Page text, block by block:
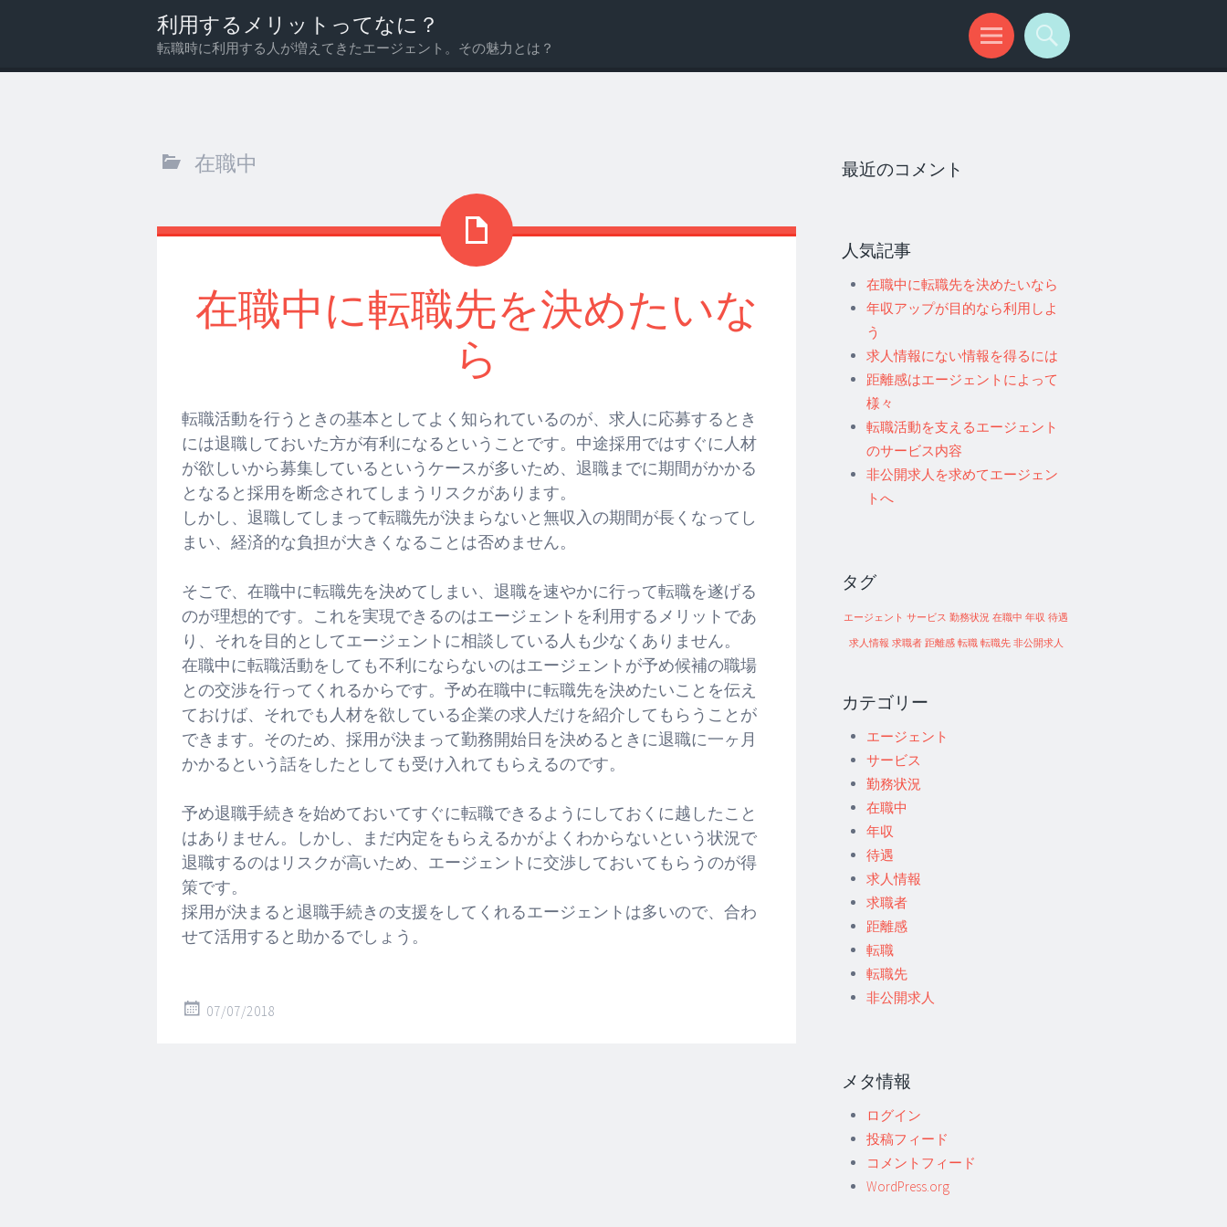
利用するメリットってなに？
転職時に利用する人が増えてきたエージェント。その魅力とは？
メ
検
在職中
在職中に転職先を決めたいな
ら
転職活動を行うときの基本としてよく知られているのが、求人に応募するとき
には退職しておいた方が有利になるということです。中途採用ではすぐに人材
が欲しいから募集しているというケースが多いため、退職までに期間がかかる
となると採用を断念されてしまうリスクがあります。
しかし、退職してしまって転職先が決まらないと無収入の期間が長くなってし
まい、経済的な負担が大きくなることは否めません。
そこで、在職中に転職先を決めてしまい、退職を速やかに行って転職を遂げる
のが理想的です。これを実現できるのはエージェントを利用するメリットであ
り、それを目的としてエージェントに相談している人も少なくありません。
在職中に転職活動をしても不利にならないのはエージェントが予め候補の職場
との交渉を行ってくれるからです。予め在職中に転職先を決めたいことを伝え
ておけば、それでも人材を欲している企業の求人だけを紹介してもらうことが
できます。そのため、採用が決まって勤務開始日を決めるときに退職に一ヶ月
かかるという話をしたとしても受け入れてもらえるのです。
予め退職手続きを始めておいてすぐに転職できるようにしておくに越したこと
はありません。しかし、まだ内定をもらえるかがよくわからないという状況で
退職するのはリスクが高いため、エージェントに交渉しておいてもらうのが得
策です。
採用が決まると退職手続きの支援をしてくれるエージェントは多いので、合わ
せて活用すると助かるでしょう。
07/07/2018
最近のコメント
人気記事
在職中に転職先を決めたいなら
年収アップが目的なら利用しよ
う
求人情報にない情報を得るには
距離感はエージェントによって
様々
転職活動を支えるエージェント
のサービス内容
非公開求人を求めてエージェン
トへ
タグ
エージェント サービス 勤務状況 在職中 年収 待遇
求人情報 求職者 距離感 転職 転職先 非公開求人
カテゴリー
エージェント
サービス
勤務状況
在職中
年収
待遇
求人情報
求職者
距離感
転職
転職先
非公開求人
メタ情報
ログイン
投稿フィード
コメントフィード
WordPress.org